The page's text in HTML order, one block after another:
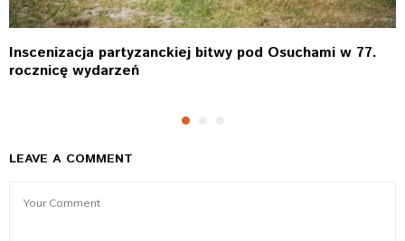
Inscenizacja partyzanckiej bitwy pod Osuchami w 77.
rocznicę wydarzeń
LEAVE A COMMENT